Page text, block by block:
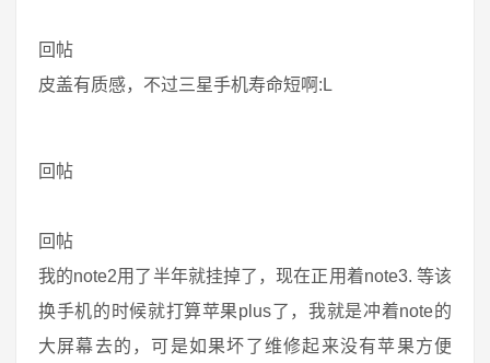
回帖
皮盖有质感，不过三星手机寿命短啊:L
回帖
回帖
我的note2用了半年就挂掉了，现在正用着note3. 等该
换手机的时候就打算苹果plus了，我就是冲着note的
大屏幕去的，可是如果坏了维修起来没有苹果方便